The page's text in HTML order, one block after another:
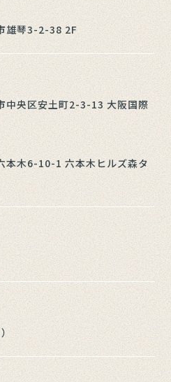
雄琴3-2-38 2F
央区安土町2-3-13 大阪国際
木6-10-1 六本木ヒルズ森タ